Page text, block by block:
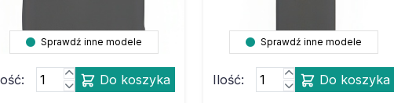
Sprawdź inne modele
Do koszyka
Sprawdź inne modele
Ilość: Do koszyka